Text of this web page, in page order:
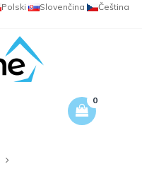
Čeština
Slovenčina
Polski
0